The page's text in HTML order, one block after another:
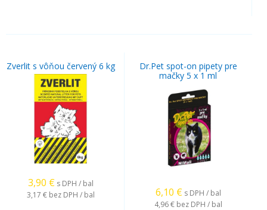
Zverlit s vôňou červený 6 kg
3,90 € s DPH / bal
3,17 € bez DPH / bal
Dr.Pet spot-on pipety pre
mačky 5 x 1 ml
6,10 € s DPH / bal
4,96 € bez DPH / bal